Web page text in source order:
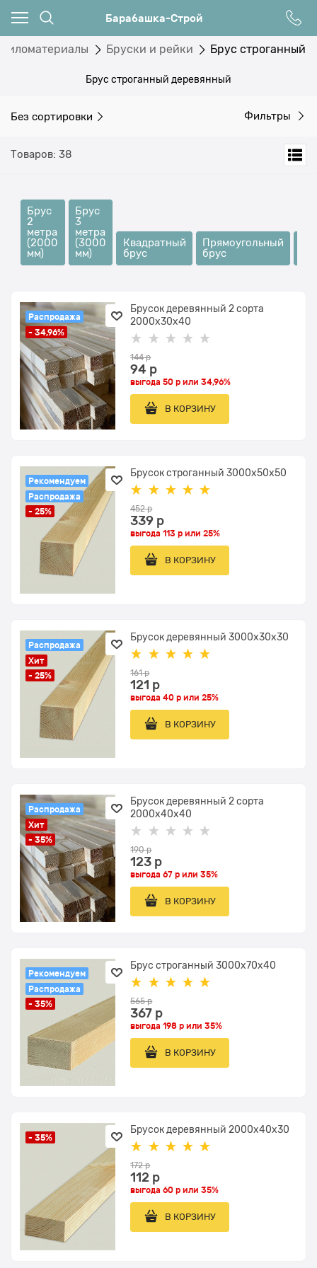
Барабашка-Строй
Пиломатериалы Бруски и рейки Брус строганный
Брус строганный деревянный
Без сортировки Фильтры
Товаров: 38
Брус
2
метра
(2000
мм)
Брус
3
метра
(3000
мм)
Квадратный
брус
Прямоугольный
брус
Распродажа
- 34,96%
Брусок деревянный 2 сорта
2000x30х40
144 р
94 р
выгода50 р или34,96%
В КОРЗИНУ
Рекомендуем
Распродажа
- 25%
Брусок строганный 3000x50х50
452 р
339 р
выгода113 р или25%
В КОРЗИНУ
Распродажа
Хит
- 25%
Брусок деревянный 3000x30x30
161 р
121 р
выгода40 р или25%
В КОРЗИНУ
Распродажа
Хит
- 35%
Брусок деревянный 2 сорта
2000x40х40
190 р
123 р
выгода67 р или35%
В КОРЗИНУ
Рекомендуем
Распродажа
- 35%
Брус строганный 3000x70x40
565 р
367 р
выгода198 р или35%
В КОРЗИНУ
- 35%
Брусок деревянный 2000x40х30
172 р
112 р
выгода60 р или35%
В КОРЗИНУ